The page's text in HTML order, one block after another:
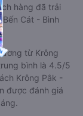
hàng đã trải
Cát - Bình
từ Krông
bình là 4.5/5
Krông Pắk -
được đánh giá